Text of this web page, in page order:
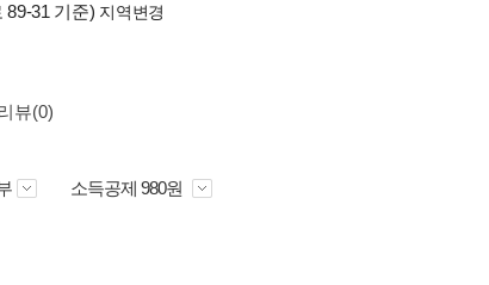
89-31 기준) 지역변경
뷰(0)
소득공제 980원